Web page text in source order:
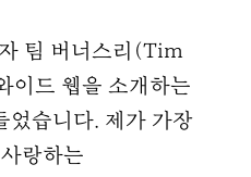
팀 버너스리(Tim
이드 웹을 소개하는
었습니다. 제가 가장
랑하는